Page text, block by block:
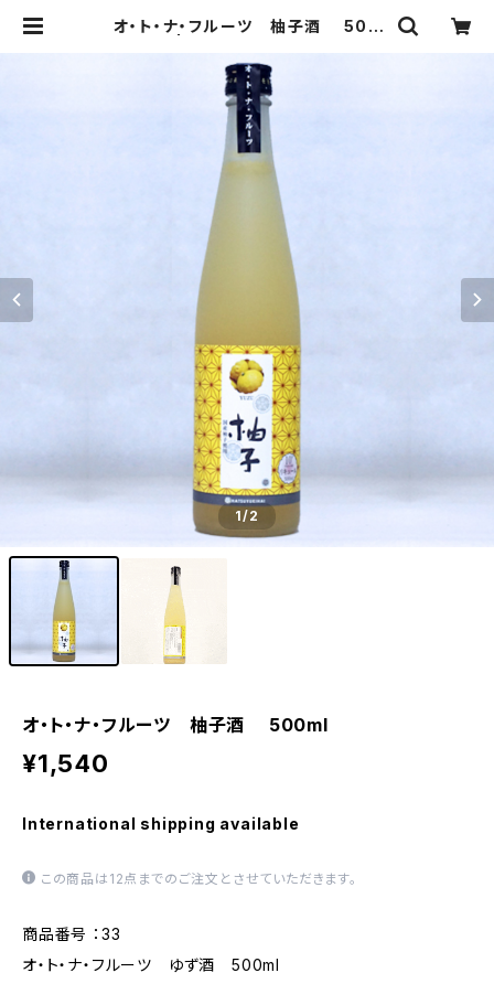
オ・ト・ナ・フルーツ 柚子酒 500
1/2
オ・ト・ナ・フルーツ 柚子酒 500ml
¥1,540
International shipping available
この商品は12点までのご注文とさせていただきます。
商品番号 ：33
オ・ト・ナ・フルーツ ゆず酒 500ml